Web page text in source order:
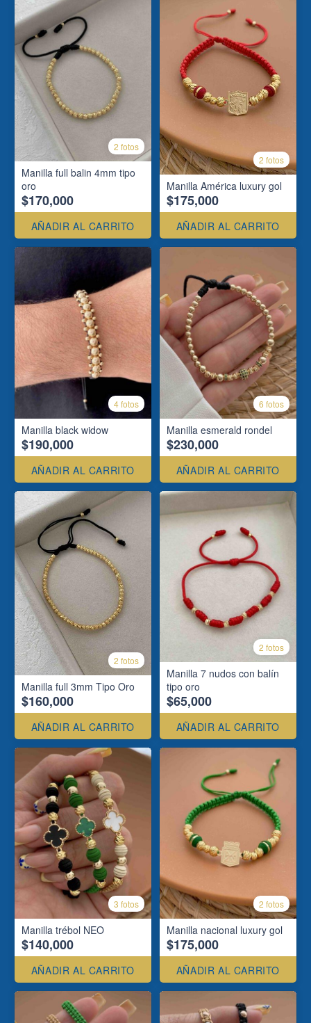
2 fotos
Manilla full balin 4mm tipo
oro
$170,000
AÑADIR AL CARRITO
2 fotos
Manilla América luxury gol
$175,000
AÑADIR AL CARRITO
4 fotos
Manilla black widow
$190,000
AÑADIR AL CARRITO
6 fotos
Manilla esmerald rondel
$230,000
AÑADIR AL CARRITO
2 fotos
Manilla full 3mm Tipo Oro
$160,000
AÑADIR AL CARRITO
2 fotos
Manilla 7 nudos con balín
tipo oro
$65,000
AÑADIR AL CARRITO
3 fotos
Manilla trébol NEO
$140,000
AÑADIR AL CARRITO
2 fotos
Manilla nacional luxury gol
$175,000
AÑADIR AL CARRITO